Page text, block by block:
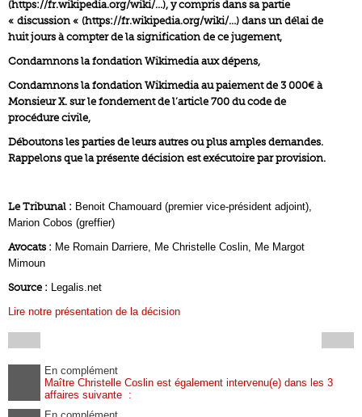
(https://fr.wikipedia.org/wiki/…), y compris dans sa partie
« discussion « (https://fr.wikipedia.org/wiki/…) dans un délai de
huit jours à compter de la signification de ce jugement,
Condamnons la fondation Wikimedia aux dépens,
Condamnons la fondation Wikimedia au paiement de 3 000€ à
Monsieur X. sur le fondement de l’article 700 du code de
procédure civile,
Déboutons les parties de leurs autres ou plus amples demandes.
Rappelons que la présente décision est exécutoire par provision.
Le Tribunal : Benoit Chamouard (premier vice-président adjoint),
Marion Cobos (greffier)
Avocats : Me Romain Darriere, Me Christelle Coslin, Me Margot
Mimoun
Source : Legalis.net
Lire notre présentation de la décision
En complément
Maître Christelle Coslin est également intervenu(e) dans les 3
affaires suivante :